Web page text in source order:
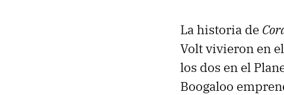
La historia de
Volt vivieron en el
los dos en el
Boogaloo